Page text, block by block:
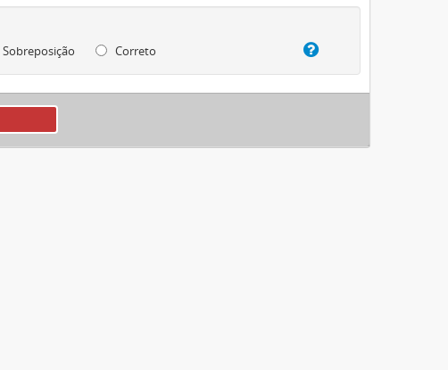
Sobreposição
Correto